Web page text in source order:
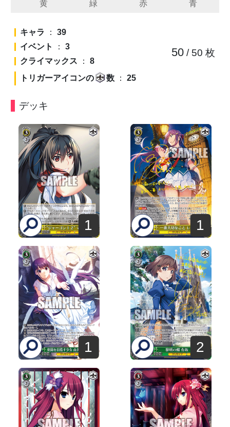
キャラ ： 39
イベント
： 3
クライマックス ： 8
トリガーアイコンの
数 ： 25
50/ 50 枚
デッキ
1 1
1 2